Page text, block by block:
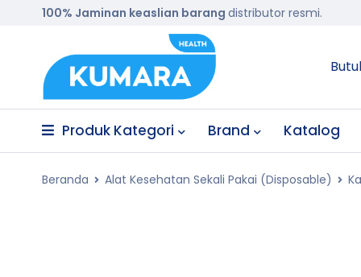
100% Jaminan keaslian barang distributor resmi.
Produk Kategori Brand Katalog
Beranda Alat Kesehatan Sekali Pakai (Disposable)